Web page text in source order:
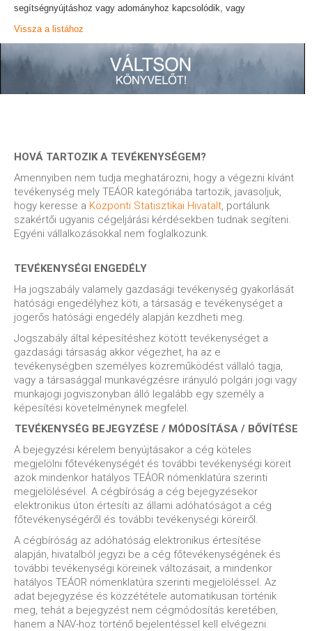
segítségnyújtáshoz vagy adományhoz kapcsolódik, vagy
Vissza a listához
HOVÁ TARTOZIK A TEVÉKENYSÉGEM?
Amennyiben nem tudja meghatározni, hogy a végezni kívánt
tevékenység mely TEÁOR kategóriába tartozik, javasoljuk,
hogy keresse a Központi Statisztikai Hivatalt , portálunk
szakértői ugyanis cégeljárási kérdésekben tudnak segíteni.
Egyéni vállalkozásokkal nem foglalkozunk.
TEVÉKENYSÉGI ENGEDÉLY
Ha jogszabály valamely gazdasági tevékenység gyakorlását
hatósági engedélyhez köti, a társaság e tevékenységet a
jogerős hatósági engedély alapján kezdheti meg.
Jogszabály által képesítéshez kötött tevékenységet a
gazdasági társaság akkor végezhet, ha az e
tevékenységben személyes közreműködést vállaló tagja,
vagy a társasággal munkavégzésre irányuló polgári jogi vagy
munkajogi jogviszonyban álló legalább egy személy a
képesítési követelménynek megfelel.
TEVÉKENYSÉG BEJEGYZÉSE / MÓDOSÍTÁSA / BŐVÍTÉSE
A bejegyzési kérelem benyújtásakor a cég köteles
megjelölni főtevékenységét és további tevékenységi köreit
azok mindenkor hatályos TEÁOR nómenklatúra szerinti
megjelölésével. A cégbíróság a cég bejegyzésekor
elektronikus úton értesíti az állami adóhatóságot a cég
főtevékenységéről és további tevékenységi köreiről.
A cégbíróság az adóhatóság elektronikus értesítése
alapján, hivatalból jegyzi be a cég főtevékenységének és
további tevékenységi köreinek változásait, a mindenkor
hatályos TEÁOR nómenklatúra szerinti megjelöléssel. Az
adat bejegyzése és közzététele automatikusan történik
meg, tehát a bejegyzést nem cégmódosítás keretében,
hanem a NAV-hoz történő bejelentéssel kell elvégezni.